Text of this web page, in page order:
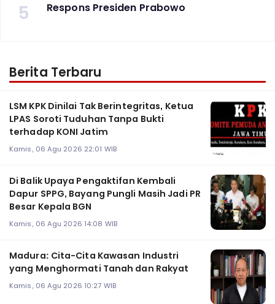
5 Respons Presiden Prabowo
Berita Terbaru
LSM KPK Dinilai Tak Berintegritas, Ketua
LPAS Soroti Tuduhan Tanpa Bukti
terhadap KONI Jatim
Kamis, 06 Agu 2026 22:01 WIB
Di Balik Upaya Pengaktifan Kembali
Dapur SPPG, Bayang Pungli Masih Jadi PR
Besar Kepala BGN
Kamis, 06 Agu 2026 14:08 WIB
Madura: Cita-Cita Kawasan Industri
yang Menghormati Tanah dan Rakyat
Kamis, 06 Agu 2026 10:27 WIB